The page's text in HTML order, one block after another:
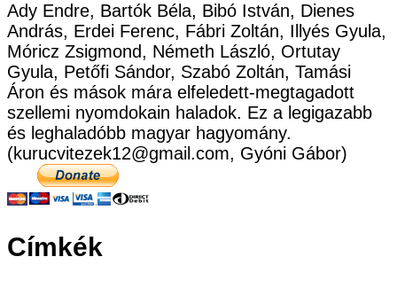
Ady Endre, Bartók Béla, Bibó István, Dienes
András, Erdei Ferenc, Fábri Zoltán, Illyés Gyula,
Móricz Zsigmond, Németh László, Ortutay
Gyula, Petőfi Sándor, Szabó Zoltán, Tamási
Áron és mások mára elfeledett-megtagadott
szellemi nyomdokain haladok. Ez a legigazabb
és leghaladóbb magyar hagyomány.
(kurucvitezek12@gmail.com, Gyóni Gábor)
Címkék